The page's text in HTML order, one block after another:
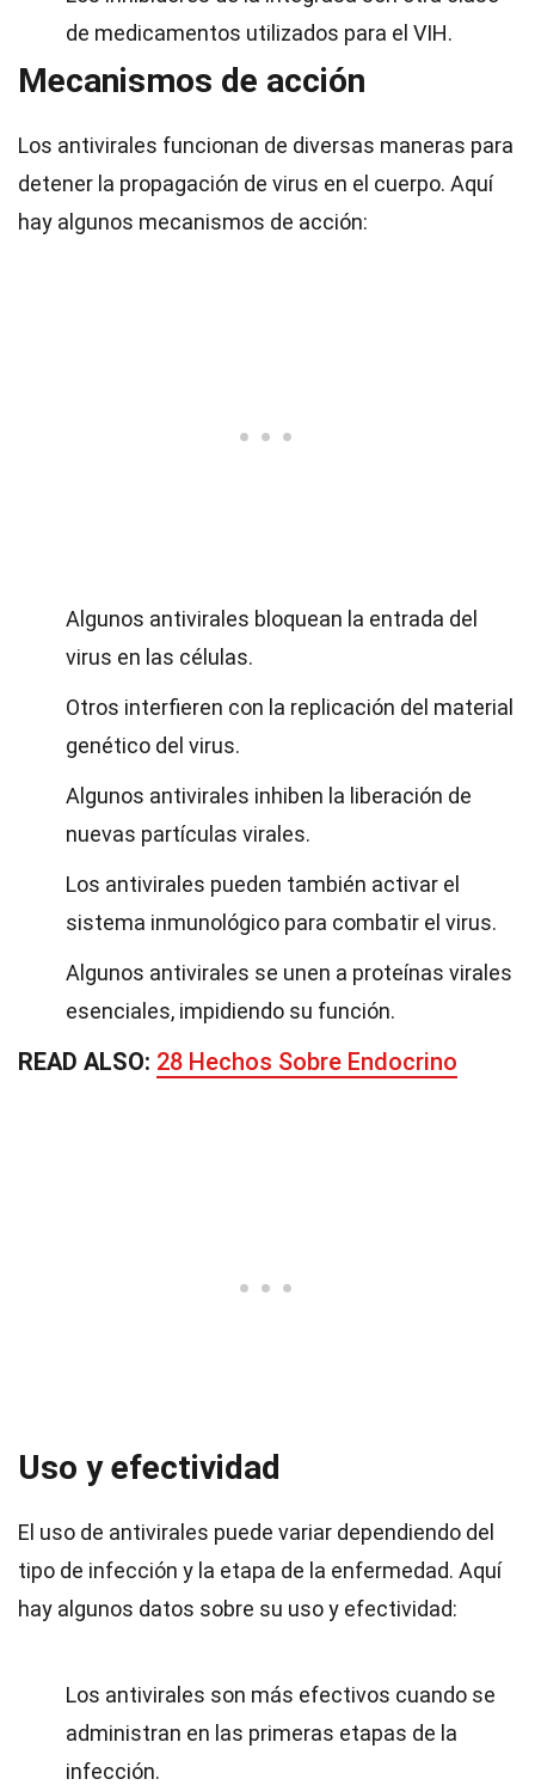
de medicamentos utilizados para el VIH.
Mecanismos de acción
Los antivirales funcionan de diversas maneras para
detener la propagación de virus en el cuerpo. Aquí
hay algunos mecanismos de acción:
Algunos antivirales bloquean la entrada del
virus en las células.
Otros interfieren con la replicación del material
genético del virus.
Algunos antivirales inhiben la liberación de
nuevas partículas virales.
Los antivirales pueden también activar el
sistema inmunológico para combatir el virus.
Algunos antivirales se unen a proteínas virales
esenciales, impidiendo su función.
READ ALSO: 28 Hechos Sobre Endocrino
Uso y efectividad
El uso de antivirales puede variar dependiendo del
tipo de infección y la etapa de la enfermedad. Aquí
hay algunos datos sobre su uso y efectividad:
Los antivirales son más efectivos cuando se
administran en las primeras etapas de la
infección.